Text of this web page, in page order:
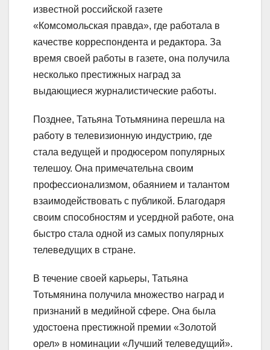
известной российской газете
«Комсомольская правда», где работала в
качестве корреспондента и редактора. За
время своей работы в газете, она получила
несколько престижных наград за
выдающиеся журналистические работы.
Позднее, Татьяна Тотьмянина перешла на
работу в телевизионную индустрию, где
стала ведущей и продюсером популярных
телешоу. Она примечательна своим
профессионализмом, обаянием и талантом
взаимодействовать с публикой. Благодаря
своим способностям и усердной работе, она
быстро стала одной из самых популярных
телеведущих в стране.
В течение своей карьеры, Татьяна
Тотьмянина получила множество наград и
признаний в медийной сфере. Она была
удостоена престижной премии «Золотой
орел» в номинации «Лучший телеведущий».